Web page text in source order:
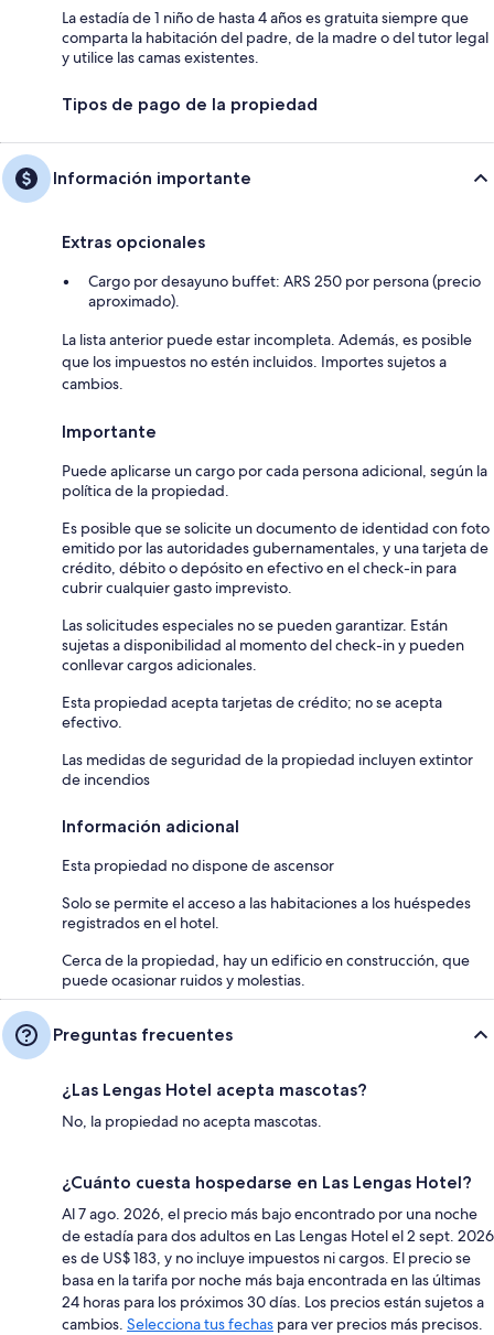
La estadía de 1 niño de hasta 4 años es gratuita siempre que
comparta la habitación del padre, de la madre o del tutor legal
y utilice las camas existentes.
Tipos de pago de la propiedad
Información importante
Extras opcionales
Cargo por desayuno buffet: ARS 250 por persona (precio
aproximado).
La lista anterior puede estar incompleta. Además, es posible
que los impuestos no estén incluidos. Importes sujetos a
cambios.
Importante
Puede aplicarse un cargo por cada persona adicional, según la
política de la propiedad.
Es posible que se solicite un documento de identidad con foto
emitido por las autoridades gubernamentales, y una tarjeta de
crédito, débito o depósito en efectivo en el check-in para
cubrir cualquier gasto imprevisto.
Las solicitudes especiales no se pueden garantizar. Están
sujetas a disponibilidad al momento del check-in y pueden
conllevar cargos adicionales.
Esta propiedad acepta tarjetas de crédito; no se acepta
efectivo.
Las medidas de seguridad de la propiedad incluyen extintor
de incendios
Información adicional
Esta propiedad no dispone de ascensor
Solo se permite el acceso a las habitaciones a los huéspedes
registrados en el hotel.
Cerca de la propiedad, hay un edificio en construcción, que
puede ocasionar ruidos y molestias.
Preguntas frecuentes
¿Las Lengas Hotel acepta mascotas?
No, la propiedad no acepta mascotas.
¿Cuánto cuesta hospedarse en Las Lengas Hotel?
Al 7 ago. 2026, el precio más bajo encontrado por una noche
de estadía para dos adultos en Las Lengas Hotel el 2 sept. 2026
es de US$ 183, y no incluye impuestos ni cargos. El precio se
basa en la tarifa por noche más baja encontrada en las últimas
24 horas para los próximos 30 días. Los precios están sujetos a
cambios. Selecciona tus fechas para ver precios más precisos.